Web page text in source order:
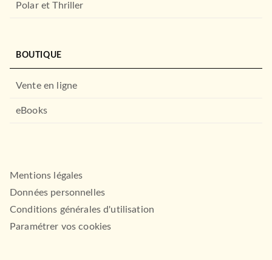
GRASSET
Polar et Thriller
BOUTIQUE
Vente en ligne
eBooks
Mentions légales
Données personnelles
Conditions générales d'utilisation
Paramétrer vos cookies